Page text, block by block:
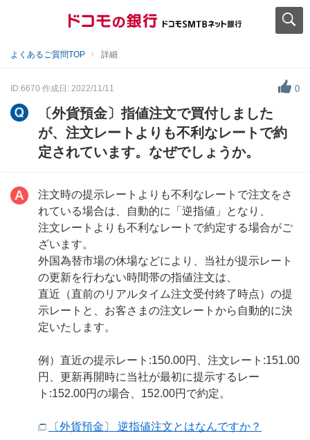
よくあるご質問TOP 詳細
ID:6670 作成日: 2022/11/11 0
〔外貨預金〕指値注文で買付しました
が、注文レートよりも不利なレートで約
定されています。なぜでしょうか。
注文時の提示レートよりも不利なレートで注文をさ
れている場合は、自動的に「逆指値」となり、
注文レートよりも不利なレートで約定する場合がご
ざいます。
外国為替市場の休場などにより、当社が提示レート
の更新を行わない時間帯の指値注文は、
直近（直前のリアルタイム注文受付終了時点）の提
示レートと、お客さまの注文レートから自動的に決
定いたします。
例）直近の提示レート:150.00円、注文レート:151.00
円、更新再開時に当社が最初に提示するレー
ト:152.00円の場合、152.00円で約定。
〔外貨預金〕 逆指値注文とはなんですか？